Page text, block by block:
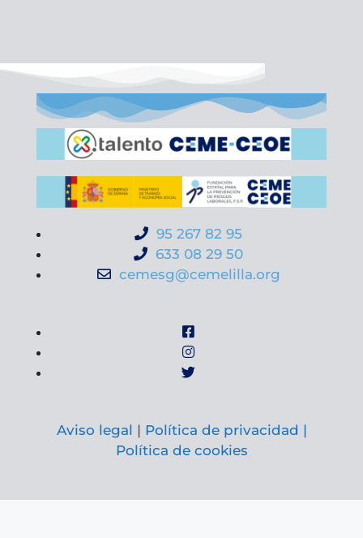
95 267 82 95
633 08 29 50
cemesg@cemelilla.org
Aviso legal | Política de privacidad |
Política de cookies